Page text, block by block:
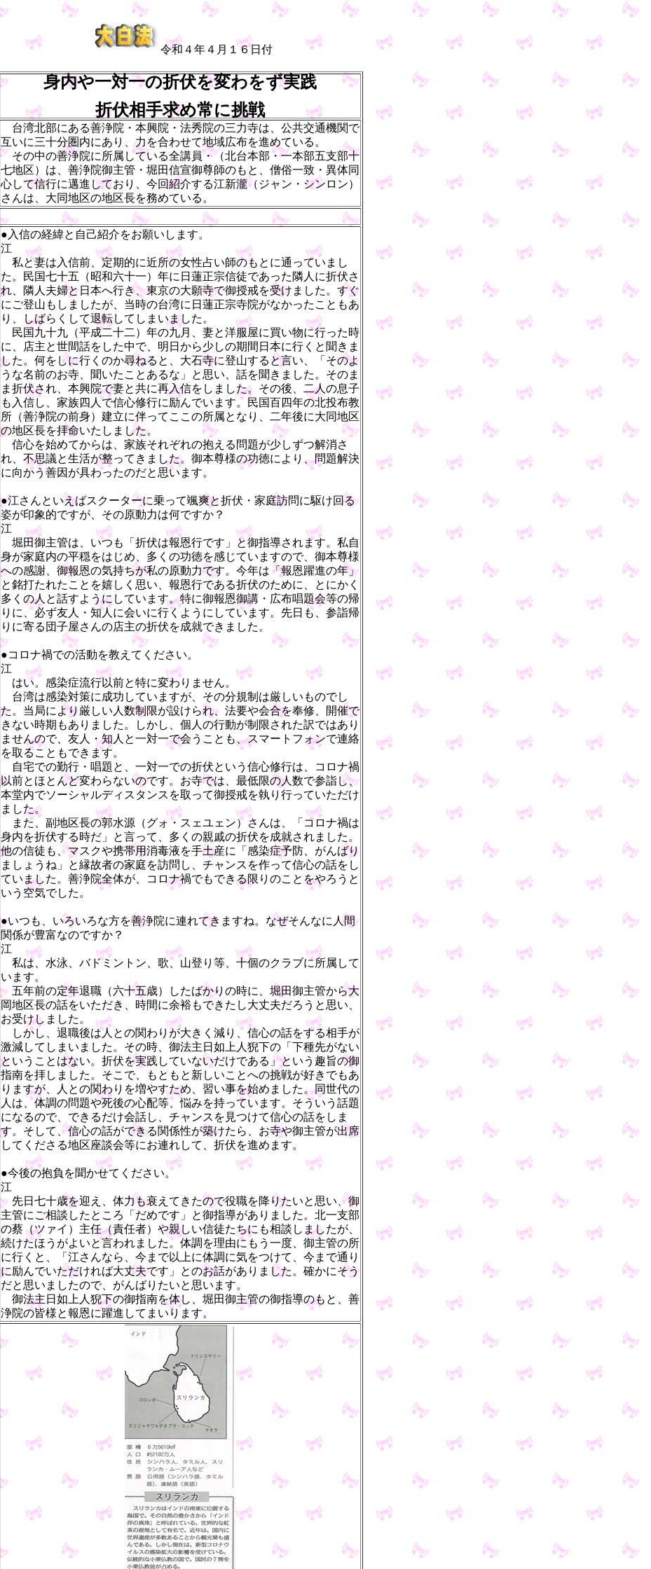
令和４年４月１６日付
身内や一対一の折伏を変わをず実践
折伏相手求め常に挑戦
台湾北部にある善浄院・本興院・法秀院の三力寺は、公共交通機関で
互いに三十分圏内にあり、力を合わせて地域広布を進めている。
その中の善浄院に所属している全講員・（北台本部・一本部五支部十
七地区）は、善浄院御主管・堀田信宣御尊師のもと、僧俗一致・異体同
心して信行に邁進しており、今回紹介する江新瀧（ジャン・シンロン）
さんは、大同地区の地区長を務めている。
●入信の経緯と自己紹介をお願いします。
江
私と妻は入信前、定期的に近所の女性占い師のもとに通っていまし
た。民国七十五（昭和六十一）年に日蓮正宗信徒であった隣人に折伏さ
れ、隣人夫婦と日本へ行き、東京の大願寺で御授戒を受けました。すぐ
にご登山もしましたが、当時の台湾に日蓮正宗寺院がなかったこともあ
り、しばらくして退転してしまいました。
民国九十九（平成二十二）年の九月、妻と洋服屋に買い物に行った時
に、店主と世間話をした中で、明日から少しの期間日本に行くと聞きま
した。何をしに行くのか尋ねると、大石寺に登山すると言い、「そのよ
うな名前のお寺、聞いたことあるな」と思い、話を聞きました。そのま
ま折伏され、本興院で妻と共に再入信をしました。その後、二人の息子
も入信し、家族四人で信心修行に励んでいます。民国百四年の北投布教
所（善浄院の前身）建立に伴ってここの所属となり、二年後に大同地区
の地区長を拝命いたしました。
信心を始めてからは、家族それぞれの抱える問題が少しずつ解消さ
れ、不思議と生活が整ってきました。御本尊様の功徳により、問題解決
に向かう善因が具わったのだと思います。
●江さんといえばスクーターに乗って颯爽と折伏・家庭訪問に駆け回る
姿が印象的ですが、その原動力は何ですか？
江
堀田御主管は、いつも「折伏は報恩行です」と御指導されます。私自
身が家庭内の平穏をはじめ、多くの功徳を感じていますので、御本尊様
への感謝、御報恩の気持ちが私の原動力です。今年は「報恩躍進の年」
と銘打たれたことを嬉しく思い、報恩行である折伏のために、とにかく
多くの人と話すようにしています。特に御報恩御講・広布唱題会等の帰
りに、必ず友人・知人に会いに行くようにしています。先日も、参詣帰
りに寄る団子屋さんの店主の折伏を成就できました。
●コロナ禍での活動を教えてください。
江
はい。感染症流行以前と特に変わりません。
台湾は感染対策に成功していますが、その分規制は厳しいものでし
た。当局により厳しい人数制限が設けられ、法要や会合を奉修、開催で
きない時期もありました。しかし、個人の行動が制限された訳ではあり
ませんので、友人・知人と一対一で会うことも、スマートフォンで連絡
を取ることもできます。
自宅での勤行・唱題と、一対一での折伏という信心修行は、コロナ禍
以前とほとんど変わらないのです。お寺では、最低限の人数で参詣し、
本堂内でソーシャルディスタンスを取って御授戒を執り行っていただけ
ました。
また、副地区長の郭水源（グォ・スェユェン）さんは、「コロナ禍は
身内を折伏する時だ」と言って、多くの親戚の折伏を成就されました。
他の信徒も、マスクや携帯用消毒液を手土産に「感染症予防、がんばり
ましょうね」と縁故者の家庭を訪問し、チャンスを作って信心の話をし
ていました。善浄院全体が、コロナ禍でもできる限りのことをやろうと
いう空気でした。
●いつも、いろいろな方を善浄院に連れてきますね。なぜそんなに人間
関係が豊富なのですか？
江
私は、水泳、バドミントン、歌、山登り等、十個のクラブに所属して
います。
五年前の定年退職（六十五歳）したばかりの時に、堀田御主管から大
岡地区長の話をいただき、時間に余裕もできたし大丈夫だろうと思い、
お受けしました。
しかし、退職後は人との関わりが大きく減り、信心の話をする相手が
激減してしまいました。その時、御法主日如上人猊下の「下種先がない
ということはない。折伏を実践していないだけである」という趣旨の御
指南を拝しました。そこで、もともと新しいことへの挑戦が好きでもあ
りますが、人との関わりを増やすため、習い事を始めました。同世代の
人は、体調の問題や死後の心配等、悩みを持っています。そういう話題
になるので、できるだけ会話し、チャンスを見つけて信心の話をしま
す。そして、信心の話ができる関係性が築けたら、お寺や御主管が出席
してくださる地区座談会等にお連れして、折伏を進めます。
●今後の抱負を聞かせてください。
江
先日七十歳を迎え、体力も衰えてきたので役職を降りたいと思い、御
主管にご相談したところ「だめです」と御指導がありました。北一支部
の蔡（ツァイ）主任（責任者）や親しい信徒たちにも相談しましたが、
続けたほうがよいと言われました。体調を理由にもう一度、御主管の所
に行くと、「江さんなら、今まで以上に体調に気をつけて、今まで通り
に励んでいただければ大丈夫です」とのお話がありました。確かにそう
だと思いましたので、がんばりたいと思います。
御法主日如上人猊下の御指南を体し、堀田御主管の御指導のもと、善
浄院の皆様と報恩に躍進してまいります。